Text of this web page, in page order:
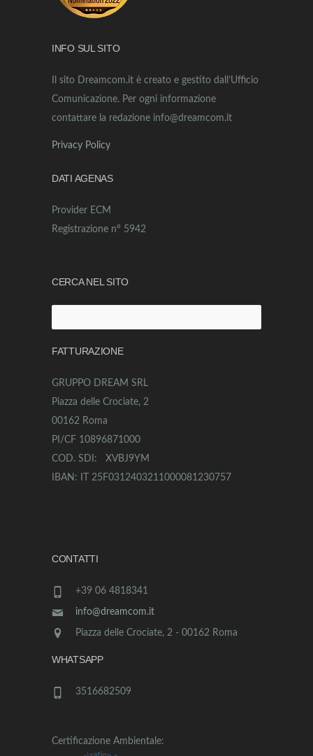
INFO SUL SITO
Il sito Dreamcom.it è creato e gestito dall’Ufficio
Comunicazione. Per ogni informazione
contattare la redazione info@dreamcom.it
Privacy Policy
DATI AGENAS
Provider ECM
Registrazione n° 5942
CERCA NEL SITO
per:
FATTURAZIONE
GRUPPO DREAM SRL
Piazza delle Crociate, 2
00162 Roma
PI/CF 10896871000
COD. SDI: XVBJ9YM
IBAN: IT 25F0312403211000081230757
CONTATTI
+39 06 4818341
info@dreamcom.it
Piazza delle Crociate, 2 - 00162 Roma
WHATSAPP
3516682509
Certificazione Ambientale: